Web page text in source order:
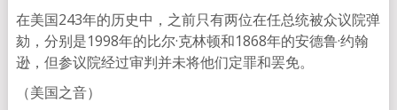
在美国243年的历史中，之前只有两位在任总统被众议院弹
劾，分别是1998年的比尔·克林顿和1868年的安德鲁·约翰
逊，但参议院经过审判并未将他们定罪和罢免。
（美国之音）